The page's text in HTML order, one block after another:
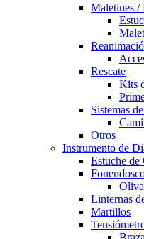
Maletines /
Rescate
Kits
Sistemas
Otros
Instrumento de
Estuche de
Linternas
Martillos